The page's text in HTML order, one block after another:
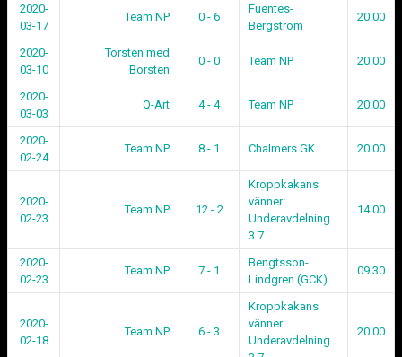
2020-
03-17
Team NP 0 - 6
Fuentes-
Bergström
20:00
2020-
03-10
Torsten med
Borsten
0 - 0 Team NP 20:00
2020-
03-03
Q-Art 4 - 4 Team NP 20:00
2020-
02-24
Team NP 8 - 1 Chalmers GK 20:00
2020-
02-23
Team NP 12 - 2
Kroppkakans
vänner:
Underavdelning
3.7
14:00
2020-
02-23
Team NP 7 - 1
Bengtsson-
Lindgren (GCK)
09:30
2020-
02-18
Team NP 6 - 3
Kroppkakans
vänner:
Underavdelning
20:00